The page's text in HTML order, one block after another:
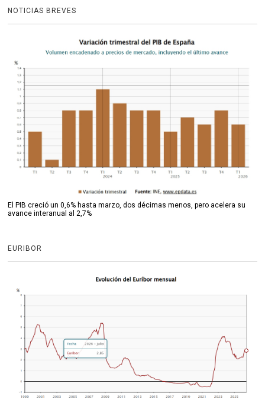
NOTICIAS BREVES
El PIB creció un 0,6% hasta marzo, dos décimas menos, pero acelera su
avance interanual al 2,7%
EURIBOR